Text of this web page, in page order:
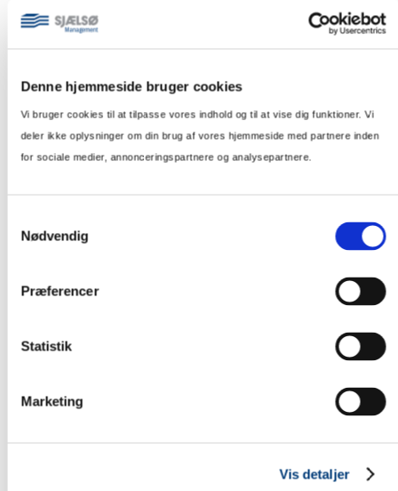
Denne hjemmeside bruger cookies
Vi bruger cookies til at tilpasse vores indhold og til at vise dig funktioner. Vi
deler ikke oplysninger om din brug af vores hjemmeside med partnere inden
for sociale medier, annonceringspartnere og analysepartnere.
Nødvendig
Præferencer
Statistik
Marketing
Vis detaljer